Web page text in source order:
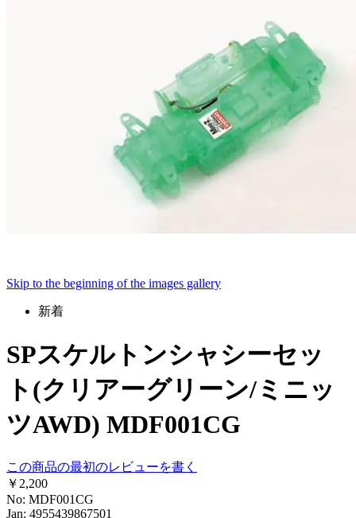
Skip to the beginning of the images gallery
新着
SPスケルトンシャシーセッ
ト(クリアーグリーン/ミニッ
ツAWD) MDF001CG
この商品の最初のレビューを書く
￥2,200
No: MDF001CG
Jan: 4955439867501